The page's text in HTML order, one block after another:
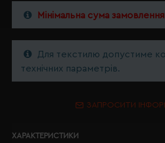
Мінімальна сума
Для текстилю допустиме
технічних параметрів.
ЗАПРОСИТИ
ХАРАКТЕРИСТИКИ